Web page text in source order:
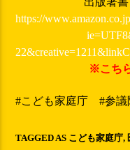
https://
※こち
#こども家庭庁 #参
TAGGED AS こども家庭庁,